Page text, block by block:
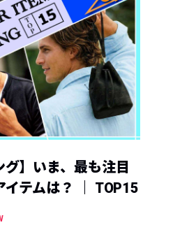
グ】いま、最も注目
イテムは？ ｜ TOP15